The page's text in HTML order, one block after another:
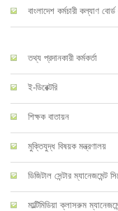
বাংলাদেশ কর্মচারী কল্যাণ
তথ্য প্রদানকারী কর্মকর্তা
ই-ডিরেক্টরি
শিক্ষক বাতায়ন
মুক্তিযুদ্ধ বিষয়ক মন্ত্রণালয়
ডিজিটাল সেন্টার ম্যানেজমেন্ট
মাল্টিমিডিয়া ক্লাসরুম